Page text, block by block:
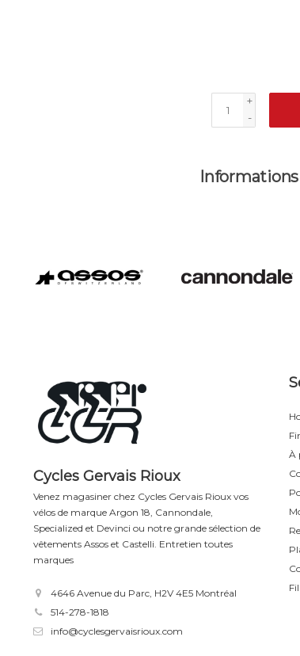
+
-
Informations
Cycles Gervais Rioux
Venez magasiner chez Cycles Gervais Rioux vos
vélos de marque Argon 18, Cannondale,
Specialized et Devinci ou notre grande sélection de
vêtements Assos et Castelli. Entretien toutes
marques
4646 Avenue du Parc, H2V 4E5 Montréal
514-278-1818
info@cyclesgervaisrioux.com
À